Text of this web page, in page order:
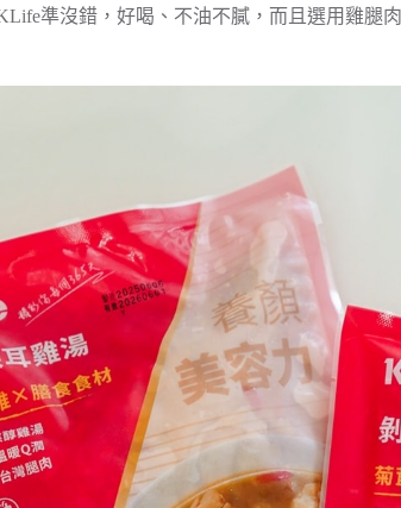
準沒錯，好喝、不油不膩，而且選用雞腿